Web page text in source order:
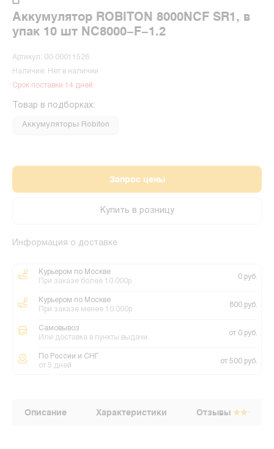
Аккумулятор ROBITON 8000NCF SR1, в
упак 10 шт NC8000-F-1.2
Артикул: 00-00011526
Наличие: Нет в наличии
Срок поставки 14 дней
Товар в подборках:
Аккумуляторы Robiton
Запрос цены
Купить в розницу
Информация о доставке
Курьером по Москве
При заказе более 10.000р
0 руб.
Курьером по Москве
При заказе менее 10.000р
800 руб.
Самовывоз
Или доставка в пункты выдачи
от 0 руб.
По России и СНГ
от 5 дней
от 500 руб.
Описание Характеристики Отзывы